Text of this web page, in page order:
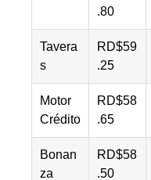
.80
Tavera
s
RD$59
.25
Motor
Crédito
RD$58
.65
Bonan
za
RD$58
.50